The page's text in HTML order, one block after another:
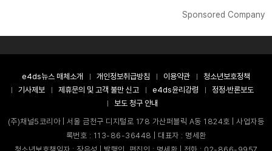
Sponsored Company
e4ds뉴스 매체소개 개인정보취급방침 이용약관
청소년보호정책
기사제보
제휴문의 및 고객 불만 신고 e4ds윤리강령
정정·반론보도
보도 청구 안내
(주)채널5코리아 | 서울 금천구 디지털로 178 가산퍼블릭 A동 1824호 | 사업자등
록번호 : 113-86-36448 | 대표자 : 명세환